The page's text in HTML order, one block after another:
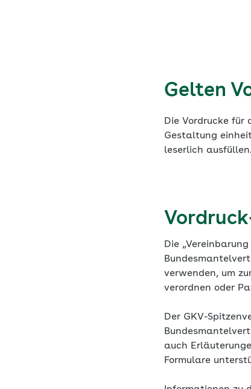
Gelten
Die Vordrucke
Gestaltung
leserlich ausfüllen.
Die
verwenden, um
verordnen oder
Der GKV-
auch
Formulare